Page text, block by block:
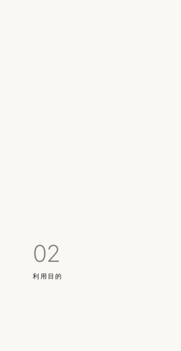
02
利用目的